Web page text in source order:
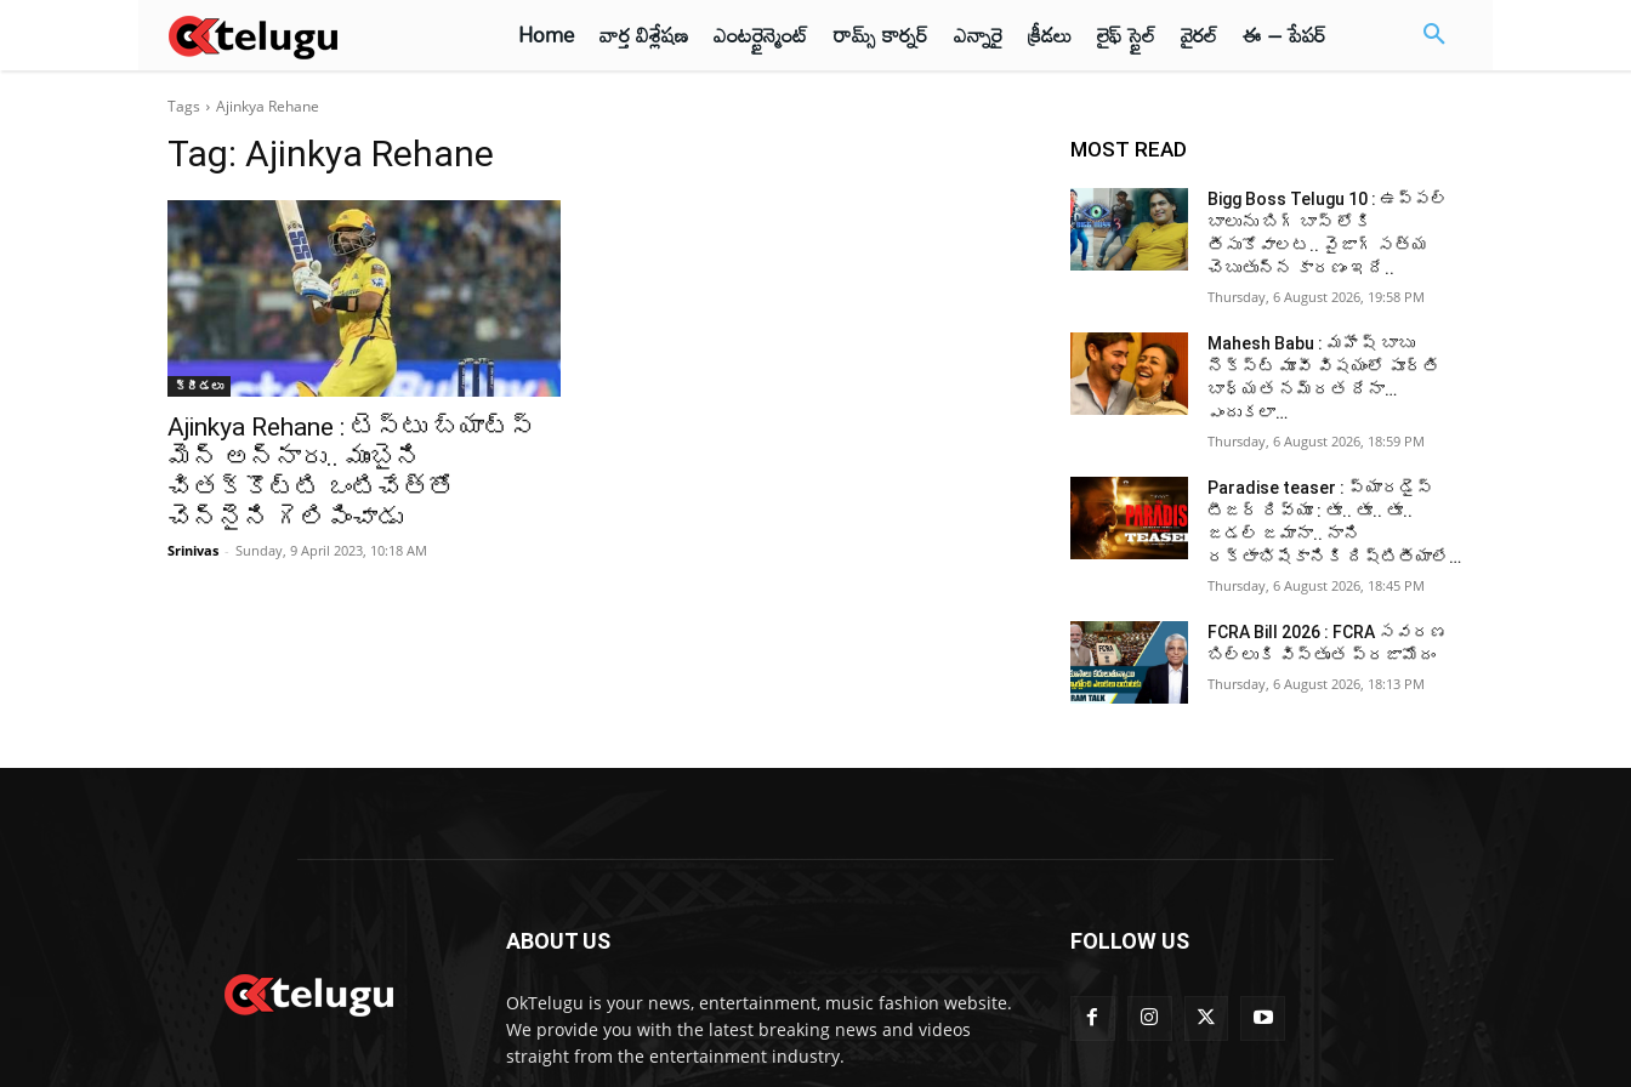
Home వార్త విశ్లేషణ ఎంటర్టైన్మెంట్ రామ్స్ కార్నర్ ఎన్నారై క్రీడలు లైఫ్ స్టైల్ వైరల్ ఈ – పేపర్
Tags Ajinkya Rehane
Tag: Ajinkya Rehane
క్రీడలు
Ajinkya Rehane : టెస్టు బ్యాట్స్
మెన్ అన్నారు.. ముంబైని
చితక్కొట్టి ఒంటిచేత్తో
చెన్నైని గెలిపించాడు
Srinivas - Sunday, 9 April 2023, 10:18 AM
MOST READ
Bigg Boss Telugu 10 : ఉప్పల్
బాలును బిగ్ బాస్ లోకి
తీసుకోవాలట.. వైజాగ్ సత్య
చెబుతున్న కారణం ఇదే..
Thursday, 6 August 2026, 19:58 PM
Mahesh Babu : మహేష్ బాబు
నెక్స్ట్ మూవీ విషయంలో పూర్తి
బాధ్యత నమ్రత దేనా…
ఎందుకలా…
Thursday, 6 August 2026, 18:59 PM
Paradise teaser : ప్యారడైస్
టీజర్ రివ్యూ : తూ.. తూ.. తూ..
జడల్ జమానా.. నాని
రక్తాభిషేకానికి దిష్టితీయాలే…
Thursday, 6 August 2026, 18:45 PM
FCRA Bill 2026 : FCRA సవరణ
బిల్లుకి విస్తృత ప్రజామోదం
Thursday, 6 August 2026, 18:13 PM
ABOUT US
OkTelugu is your news, entertainment, music fashion website.
We provide you with the latest breaking news and videos
straight from the entertainment industry.
FOLLOW US